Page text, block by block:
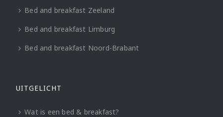
Bed and breakfast Zeeland
Bed and breakfast Limburg
Bed and breakfast Noord-Brabant
UITGELICHT
Wat is een bed & breakfast?